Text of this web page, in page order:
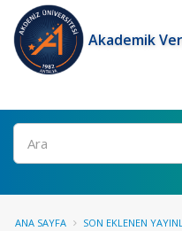
Akademik
Ara
ANA SAYFA SON EKLENEN